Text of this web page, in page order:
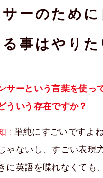
ーのために
事はやりた
ーという言葉を使っ
ういう存在ですか？
: 単純にすごいですよ
ゃないし、すごい表現
に英語を喋れなくても